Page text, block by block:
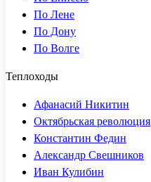
По Лене
По Дону
По Волге
Теплоходы
Афанасий Никитин
Октябрьская революция
Константин Федин
Александр Свешников
Иван Кулибин